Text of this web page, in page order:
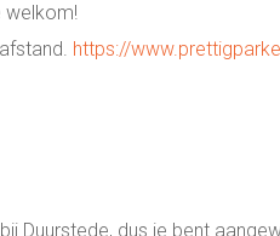
welkom!
https://
Duurstede, dus je bent